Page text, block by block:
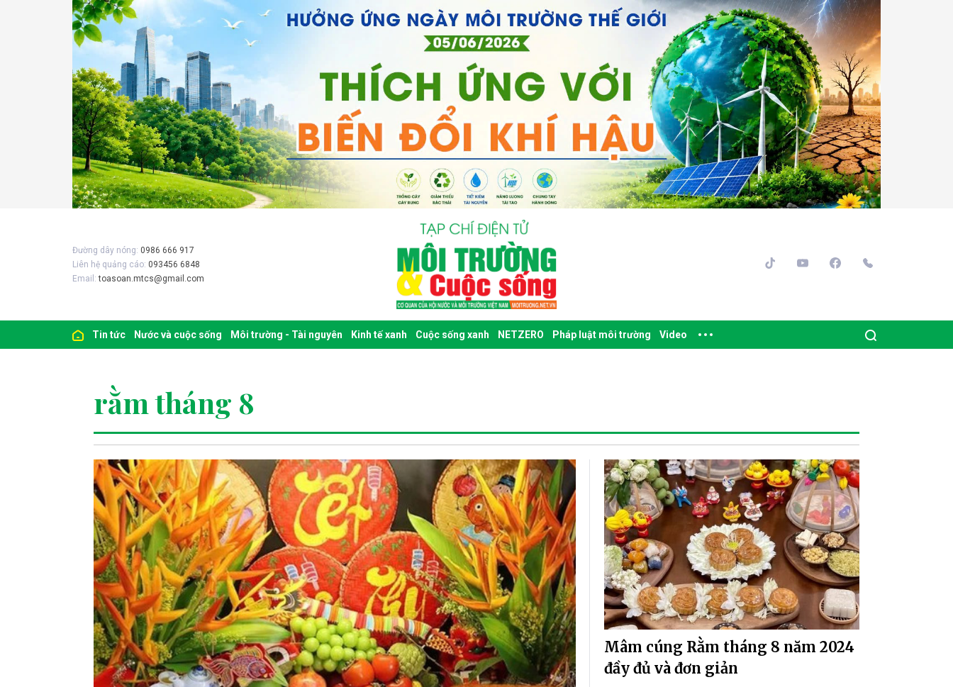
Đường dây nóng: 0986 666 917
Liên hệ quảng cáo: 093456 6848
Email:toasoan.mtcs@gmail.com
Tin tức Nước và cuộc sống Môi trường - Tài nguyên Kinh tế xanh Cuộc sống xanh NETZERO Pháp luật môi trường Video
rằm tháng 8
Mâm cúng Rằm tháng 8 năm 2024
đầy đủ và đơn giản